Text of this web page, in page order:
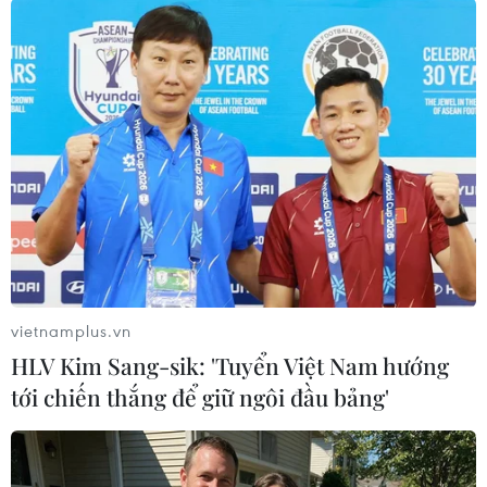
TIN LIÊN QUAN
vietnamplus.vn
HLV Kim Sang-sik: 'Tuyển Việt Nam hướng
tới chiến thắng để giữ ngôi đầu bảng'